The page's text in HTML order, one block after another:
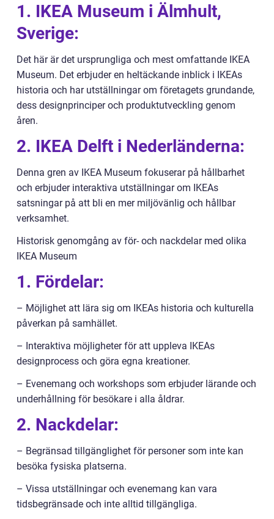
1. IKEA Museum i Älmhult,
Sverige:
Det här är det ursprungliga och mest omfattande IKEA
Museum. Det erbjuder en heltäckande inblick i IKEAs
historia och har utställningar om företagets grundande,
dess designprinciper och produktutveckling genom
åren.
2. IKEA Delft i Nederländerna:
Denna gren av IKEA Museum fokuserar på hållbarhet
och erbjuder interaktiva utställningar om IKEAs
satsningar på att bli en mer miljövänlig och hållbar
verksamhet.
Historisk genomgång av för- och nackdelar med olika
IKEA Museum
1. Fördelar:
– Möjlighet att lära sig om IKEAs historia och kulturella
påverkan på samhället.
– Interaktiva möjligheter för att uppleva IKEAs
designprocess och göra egna kreationer.
– Evenemang och workshops som erbjuder lärande och
underhållning för besökare i alla åldrar.
2. Nackdelar:
– Begränsad tillgänglighet för personer som inte kan
besöka fysiska platserna.
– Vissa utställningar och evenemang kan vara
tidsbegränsade och inte alltid tillgängliga.